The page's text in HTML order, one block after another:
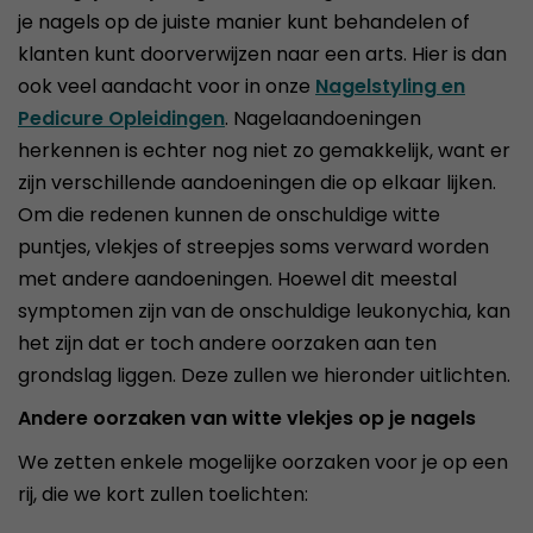
je nagels op de juiste manier kunt behandelen of
klanten kunt doorverwijzen naar een arts. Hier is dan
ook veel aandacht voor in onze Nagelstyling en
Pedicure Opleidingen. Nagelaandoeningen
herkennen is echter nog niet zo gemakkelijk, want er
zijn verschillende aandoeningen die op elkaar lijken.
Om die redenen kunnen de onschuldige witte
puntjes, vlekjes of streepjes soms verward worden
met andere aandoeningen. Hoewel dit meestal
symptomen zijn van de onschuldige leukonychia, kan
het zijn dat er toch andere oorzaken aan ten
grondslag liggen. Deze zullen we hieronder uitlichten.
Andere oorzaken van witte vlekjes op je nagels
We zetten enkele mogelijke oorzaken voor je op een
rij, die we kort zullen toelichten: